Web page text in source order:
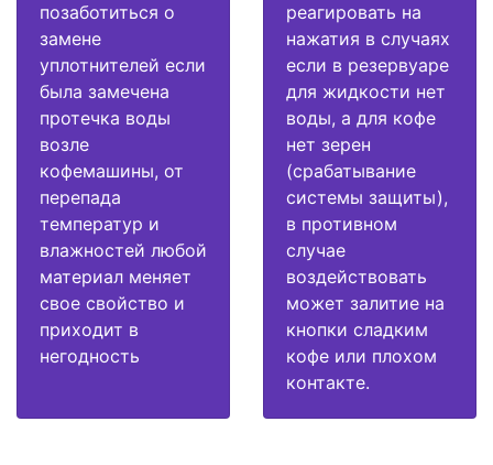
позаботиться о
замене
уплотнителей если
была замечена
протечка воды
возле
кофемашины, от
перепада
температур и
влажностей любой
материал меняет
свое свойство и
приходит в
негодность
реагировать на
нажатия в случаях
если в резервуаре
для жидкости нет
воды, а для кофе
нет зерен
(срабатывание
системы защиты),
в противном
случае
воздействовать
может залитие на
кнопки сладким
кофе или плохом
контакте.